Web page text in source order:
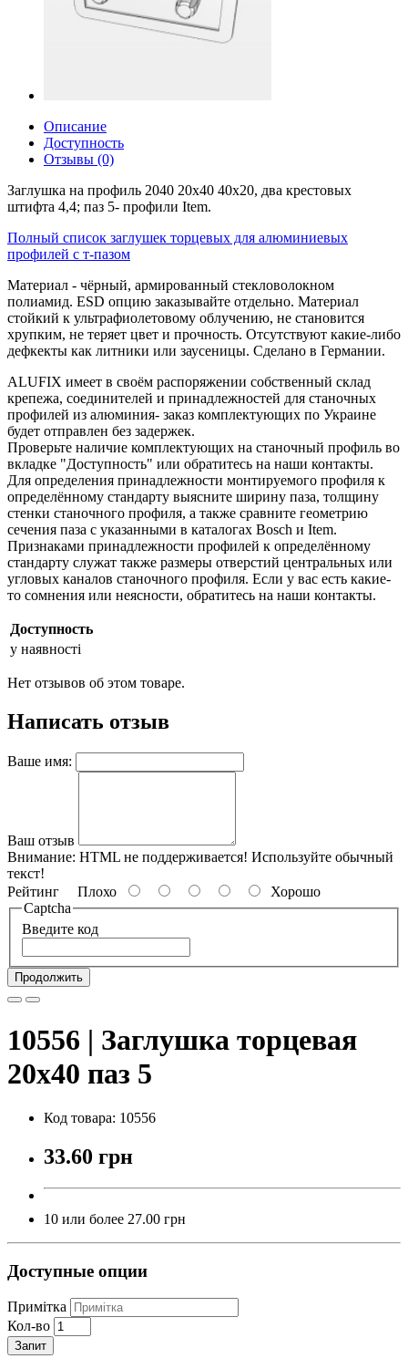
Описание
Доступность
Отзывы (0)
Заглушка на профиль 2040 20х40 40x20, два крестовых
штифта 4,4; паз 5- профили Item.
Полный список заглушек торцевых для алюминиевых
профилей с т-пазом
Материал - чёрный, армированный стекловолокном
полиамид. ESD опцию заказывайте отдельно. Материал
стойкий к ультрафиолетовому облучению, не становится
хрупким, не теряет цвет и прочность. Отсутствуют какие-либо
дефкекты как литники или заусеницы. Сделано в Германии.
ALUFIX имеет в своём распоряжении собственный склад
крепежа, соединителей и принадлежностей для станочных
профилей из алюминия- заказ комплектующих по Украине
будет отправлен без задержек.
Проверьте наличие комплектующих на станочный профиль во
вкладке "Доступность" или обратитесь на наши контакты.
Для определения принадлежности монтируемого профиля к
определённому стандарту выясните ширину паза, толщину
стенки станочного профиля, а также сравните геометрию
сечения паза с указанными в каталогах Bosch и Item.
Признаками принадлежности профилей к определённому
стандарту служат также размеры отверстий центральных или
угловых каналов станочного профиля. Если у вас есть какие-
то сомнения или неясности, обратитесь на наши контакты.
Доступность
у наявності
Нет отзывов об этом товаре.
Написать отзыв
Ваше имя:
Ваш отзыв
Внимание: HTML не поддерживается! Используйте обычный
текст!
Рейтинг Плохо
Хорошо
Captcha
Введите код
Продолжить
10556 | Заглушка торцевая
20х40 паз 5
Код товара: 10556
33.60 грн
10 или более 27.00 грн
Доступные опции
Примітка
Кол-во
Запит